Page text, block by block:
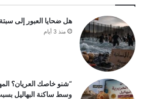
هل ضحايا العبور إلى
منذ 3 أيام
“شنو خاصك العريان؟
وسط ساكنة البهاليل